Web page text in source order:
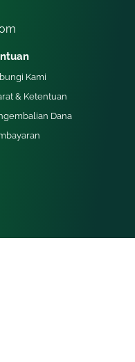
Kami
& Ketentuan
Dana